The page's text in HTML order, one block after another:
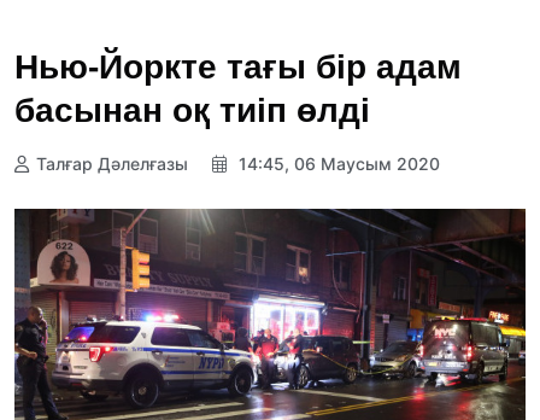
Нью-Йоркте тағы бір адам
басынан оқ тиіп өлді
Талғар Дәлелғазы 14:45, 06 Маусым 2020